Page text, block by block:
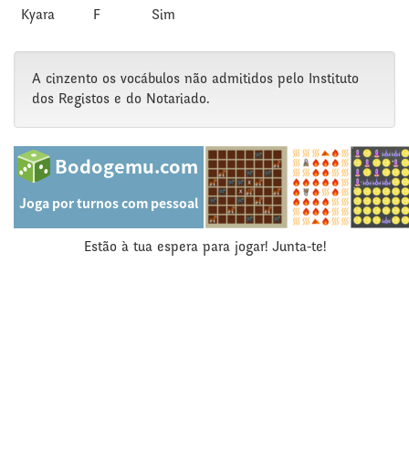
Kyara F Sim
A cinzento os vocábulos não admitidos pelo Instituto
dos Registos e do Notariado.
Estão à tua espera para jogar! Junta-te!